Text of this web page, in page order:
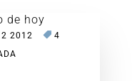
de hoy
2012
4